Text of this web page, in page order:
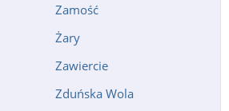
Zamość
Żary
Zawiercie
Zduńska Wola